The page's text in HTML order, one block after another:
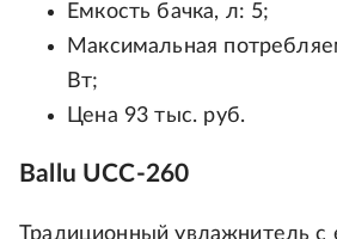
Емкость бачка, л: 5;
Максимальная
Вт;
Цена 93 тыс. руб.
Ballu UCC-260